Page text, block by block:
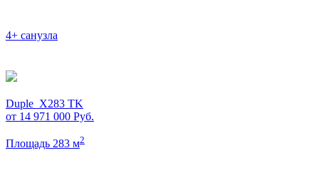
4+ санузла
Duple_X283 TK
от 14 971 000 Руб.
Площадь 283 м2